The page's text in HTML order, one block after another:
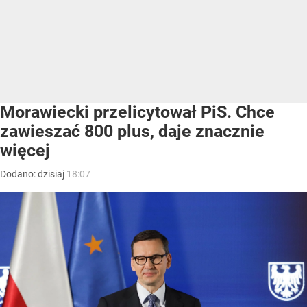
Morawiecki przelicytował PiS. Chce
zawieszać 800 plus, daje znacznie
więcej
Dodano:dzisiaj 18:07